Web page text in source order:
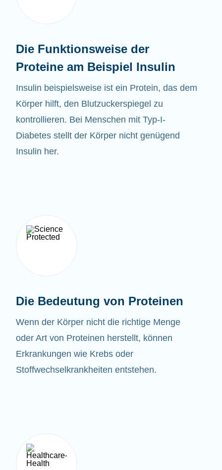
Die Funktionsweise der
Proteine am Beispiel Insulin
Insulin beispielsweise ist ein Protein, das dem
Körper hilft, den Blutzuckerspiegel zu
kontrollieren. Bei Menschen mit Typ-I-
Diabetes stellt der Körper nicht genügend
Insulin her.
Die Bedeutung von Proteinen
Wenn der Körper nicht die richtige Menge
oder Art von Proteinen herstellt, können
Erkrankungen wie Krebs oder
Stoffwechselkrankheiten entstehen.